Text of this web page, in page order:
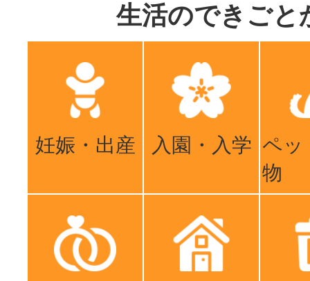
生活のできごと
妊娠・出産 入園・入学 ペッ
物